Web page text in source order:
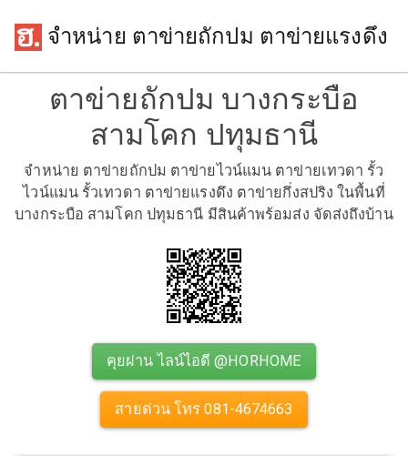
จำหน่าย ตาข่ายถักปม ตาข่ายแรงดึง
ตาข่ายถักปม บางกระบือ
สามโคก ปทุมธานี
จำหน่าย ตาข่ายถักปม ตาข่ายไวน์แมน ตาข่ายเทวดา รั้ว
ไวน์แมน รั้วเทวดา ตาข่ายแรงดึง ตาข่ายกึ่งสปริง ในพื้นที่
บางกระบือ สามโคก ปทุมธานี มีสินค้าพร้อมส่ง จัดส่งถึงบ้าน
คุยผ่าน ไลน์ไอดี @HORHOME
สายด่วน โทร 081-4674663